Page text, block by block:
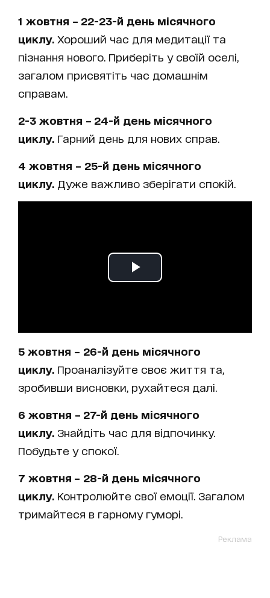
1 жовтня – 22-23-й день місячного
циклу. Хороший час для медитації та
пізнання нового. Приберіть у своїй оселі,
загалом присвятіть час домашнім
справам.
2-3 жовтня – 24-й день місячного
циклу. Гарний день для нових справ.
4 жовтня – 25-й день місячного
циклу. Дуже важливо зберігати спокій.
5 жовтня – 26-й день місячного
циклу. Проаналізуйте своє життя та,
зробивши висновки, рухайтеся далі.
6 жовтня – 27-й день місячного
циклу. Знайдіть час для відпочинку.
Побудьте у спокої.
7 жовтня – 28-й день місячного
циклу. Контролюйте свої емоції. Загалом
тримайтеся в гарному гуморі.
Реклама